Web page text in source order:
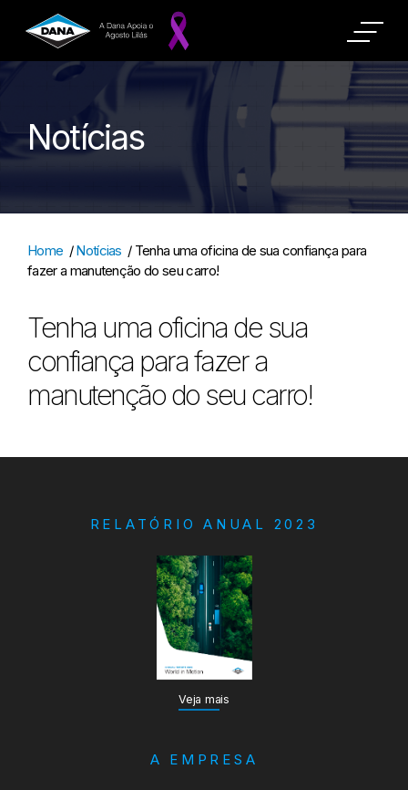
Notícias
Home /Notícias / Tenha uma oficina de sua confiança para
fazer a manutenção do seu carro!
Tenha uma oficina de sua
confiança para fazer a
manutenção do seu carro!
RELATÓRIO ANUAL 2023
Veja mais
A EMPRESA